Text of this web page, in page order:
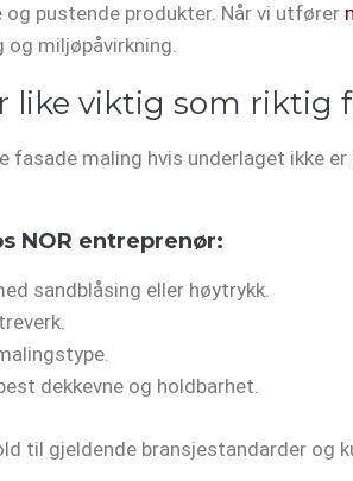
og pustende produkter. Når vi utfører
og miljøpåvirkning.
like viktig som riktig
fasade maling hvis underlaget
NOR entreprenør:
sandblåsing eller høytrykk.
dekkevne og holdbarhet.
til gjeldende bransjestandarder og